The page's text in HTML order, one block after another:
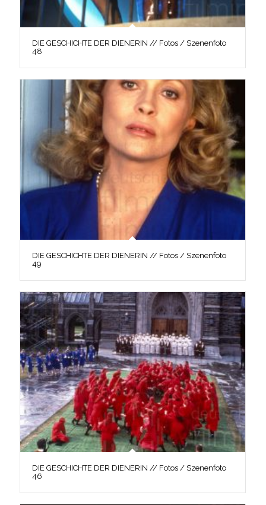
DIE GESCHICHTE DER DIENERIN // Fotos / Szenenfoto
48
DIE GESCHICHTE DER DIENERIN // Fotos / Szenenfoto
49
DIE GESCHICHTE DER DIENERIN // Fotos / Szenenfoto
46